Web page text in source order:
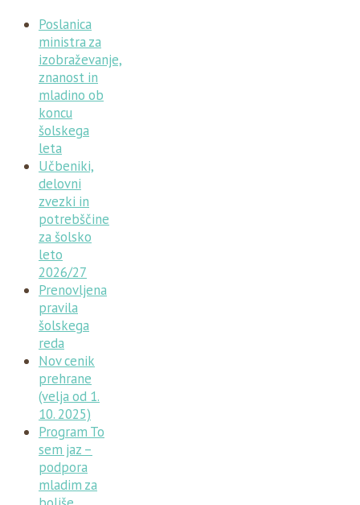
Poslanica
ministra za
izobraževanje,
znanost in
mladino ob
koncu
šolskega
leta
Učbeniki,
delovni
zvezki in
potrebščine
za šolsko
leto
2026/27
Prenovljena
pravila
šolskega
reda
Nov cenik
prehrane
(velja od 1.
10. 2025)
Program To
sem jaz –
podpora
mladim za